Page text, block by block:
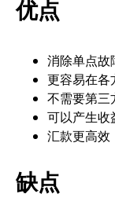
优点
消除单点故
更容易在各
不需要第三
可以产生收
汇款更高效
缺点